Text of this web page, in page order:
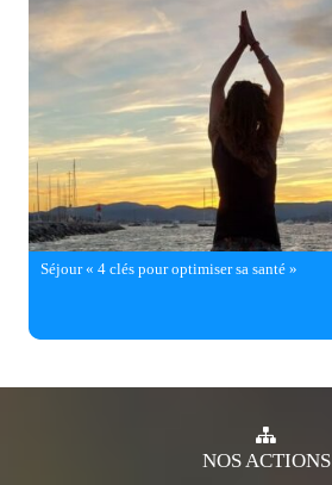
Séjour « 4 clés pour optimiser sa santé »
NOSACTIONS